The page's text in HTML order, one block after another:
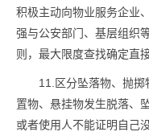
积极主动向物业服务企业
强与公安部门、基层组织
则，最大限度查找确定直
11.区分坠落物、抛
置物、悬挂物发生脱落、
或者使用人不能证明自己